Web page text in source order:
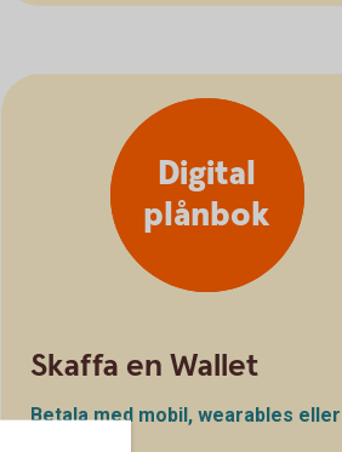
Digital
plånbok
Skaffa en Wallet
Betala med mobil, wearables eller